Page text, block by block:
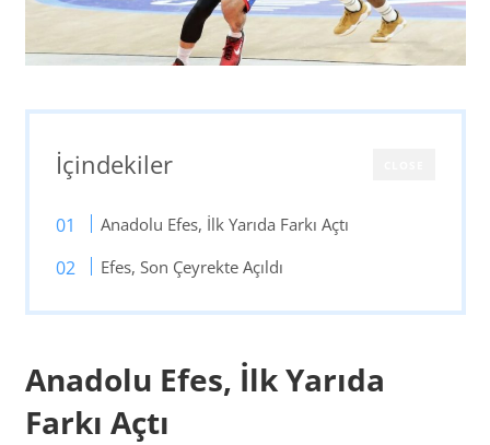
İçindekiler
Anadolu Efes, İlk Yarıda Farkı Açtı
Efes, Son Çeyrekte Açıldı
Anadolu Efes, İlk Yarıda
Farkı Açtı